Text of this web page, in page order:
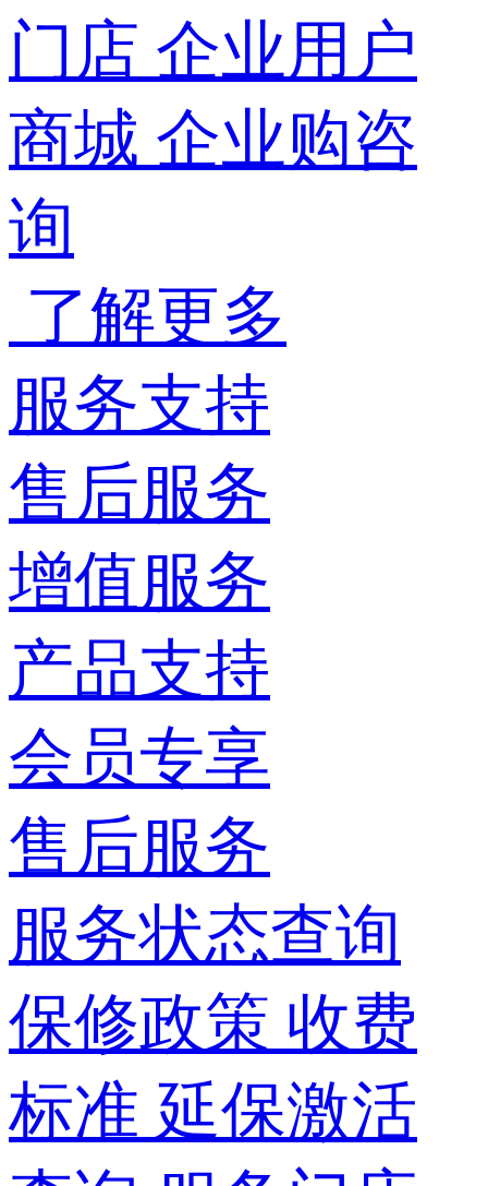
门店 企业用户
商城 企业购咨
询
了解更多
服务支持
售后服务
增值服务
产品支持
会员专享
售后服务
服务状态查询
保修政策 收费
标准 延保激活